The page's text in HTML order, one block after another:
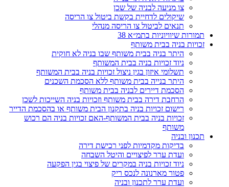
צו מניעה לבניה של שכן
שיקולים לדחיית בקשת ביטול צו הריסה
תנאים לביטול צו הריסה מנהלי
תמורות שיוויוניות בתמ״א 38
זכויות בניה בבית משותף
היתר בניה בבית משותף שבו בניה לא חוקית
ניוד זכויות בניה בבית המשותף
תשלומי איזון בגין ניצול זכויות בניה בבית המשותף
היתר בנייה בבית משותף ללא הסכמת השכנים
הסכמת דיירים לבניה בבית משותף
הרחבת דירה בבית משותף וזכויות בניה השייכות לשכן
רישום זכויות בניה בתקנון הבית משותף או בהסכמת הדייר
זכויות בניה בבית המשותף-האם זכויות בניה הם רכוש
משותף
תכנון ובניה
בדיקות מקדמיות לפני רכישת דירה
ועדת ערר לפיצויים והיטל השבחה
ניוד זכויות בניה במקרים של פיצוי בגין הפקעה
פטור מארנונה לנכס ריק
ועדת ערר לתכנון ובניה